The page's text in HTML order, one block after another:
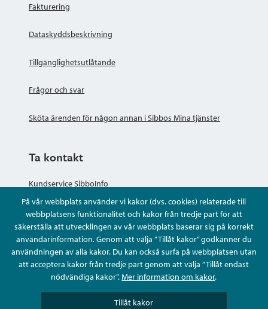
På vår webbplats använder vi kakor (dvs. cookies) relaterade till
webbplatsens funktionalitet och kakor från tredje part för att
säkerställa att utvecklingen av vår webbplats baserar sig på korrekt
användarinformation. Genom att välja ”Tillåt kakor” godkänner du
användningen av alla kakor. Du kan också surfa på webbplatsen utan
att acceptera kakor från tredje part genom att välja ”Tillåt endast
nödvändiga kakor”.Mer information om kakor.
Tillåt kakor
Fakturering
Dataskyddsbeskrivning
Tillgänglighetsutlåtande
Frågor och svar
Sköta ärenden för någon annan i Sibbos Mina tjänster
Ta kontakt
Kundservice SibboInfo
Ge anonym respons
Ställ en fråga eller sköta ditt ärende
Kontaktuppgifter